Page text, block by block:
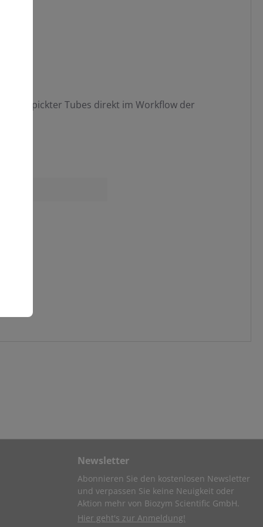
gepickter Tubes direkt im Workflow der
Newsletter
Abonnieren Sie den kostenlosen Newsletter
und verpassen Sie keine Neuigkeit oder
Aktion mehr von Biozym Scientific GmbH.
Hier geht's zur Anmeldung!